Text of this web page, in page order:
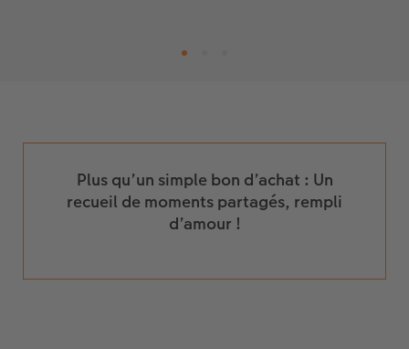
Plus qu’un simple bon d’achat : Un
recueil de moments partagés, rempli
d’amour !